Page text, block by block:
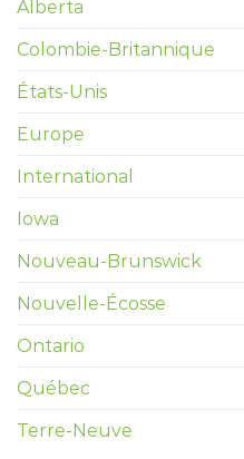
Alberta
Colombie-Britannique
États-Unis
Europe
International
Iowa
Nouveau-Brunswick
Nouvelle-Écosse
Ontario
Québec
Terre-Neuve